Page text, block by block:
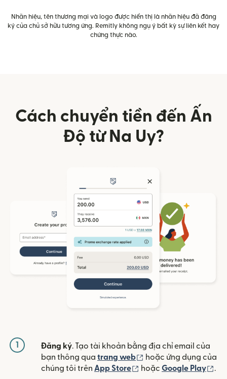
Nhãn hiệu, tên thương mại và logo được hiển thị là nhãn hiệu đã đăng
ký của chủ sở hữu tương ứng. Remitly không ngụ ý bất kỳ sự liên kết hay
chứng thực nào.
Cách chuyển tiền đến Ấn
Độ từ Na Uy?
1 Đăng ký. Tạo tài khoản bằng địa chỉ email của
bạn thông qua trang web (mở trong cửa sổ mới)
hoặc ứng dụng của
chúng tôi trên App Store (mở trong cửa sổ mới)
hoặc Google Play .